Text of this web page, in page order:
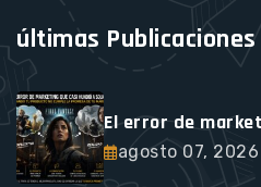
últimas Publicaciones
El error de
agosto 07, 2026